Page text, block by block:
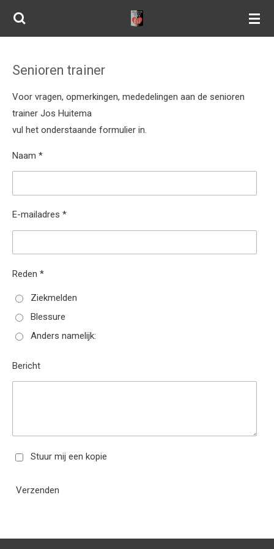
Ga
deSenioren trainer
Voor vragen, opmerkingen, mededelingen aan de senioren
trainer Jos Huitema
vul het onderstaande formulier in.
Naam *
E-mailadres *
Reden *
Ziekmelden
Blessure
Anders namelijk:
Bericht
Stuur mij een kopie
Verzenden